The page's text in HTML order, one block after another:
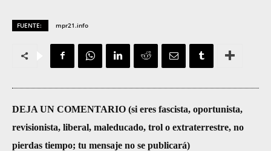
FUENTE: mpr21.info
DEJA UN COMENTARIO (si eres fascista, oportunista,
revisionista, liberal, maleducado, trol o extraterrestre, no
pierdas tiempo; tu mensaje no se publicará)